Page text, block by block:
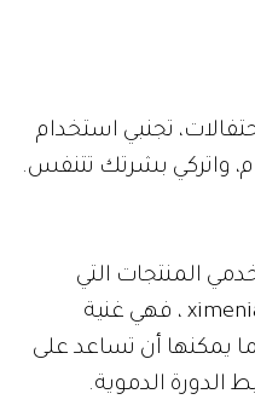
تجنبي استخدام
واتركي بشرتك تتنفس.
المنتجات التي
تحتوي على الشيا والزيتون و ximenia ، فهي غنية
يمكنها أن تساعد على
الدورة الدموية.